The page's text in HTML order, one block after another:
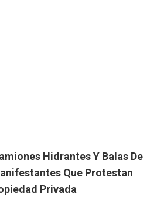
Hidrantes Y Balas De
Que Protestan
Privada